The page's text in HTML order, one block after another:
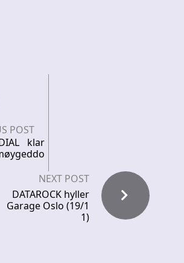
POST
klar
NEXT POST
DATAROCK hyller
Garage Oslo (19/1
1)